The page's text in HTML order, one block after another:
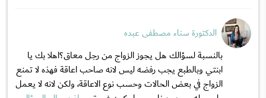
الدكتورة سناء مصطفى عبده
بالنسبة لسؤالك هل يجوز الزواج من رجل معاق؟اهلا بك يا
ابنتي وبالطبع يجب رفضه ليس لانه صاحب اعاقة فهذه لا تمنع
الزواج في بعض الحالات وحسب نوع الاعاقة، ولكن لانه لا يعمل